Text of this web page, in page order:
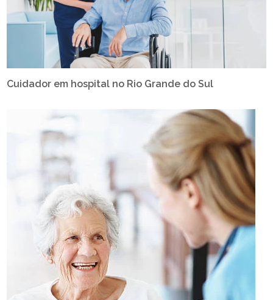
Cuidador em hospital no Rio Grande do Sul